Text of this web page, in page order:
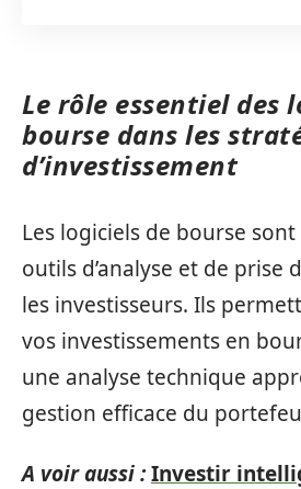
Le rôle essentiel des
bourse dans les
d’investissement
Les logiciels de bourse
outils d’analyse et de prise
les investisseurs. Ils
vos investissements en
une analyse technique
gestion efficace du
A voir aussi :Investir